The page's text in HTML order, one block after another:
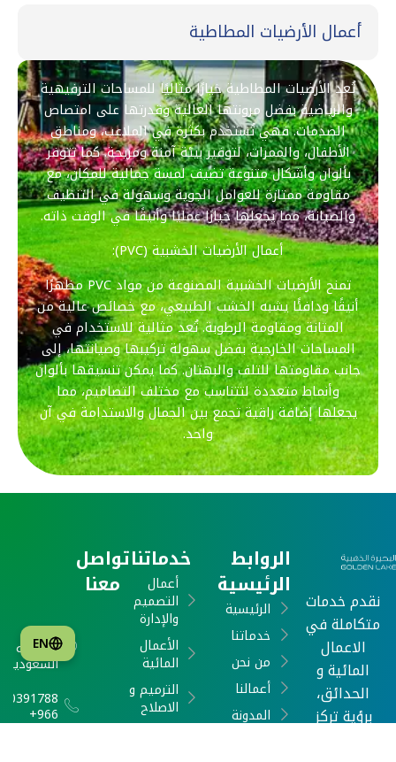
أعمال الأرضيات المطاطية
تُعد الأرضيات المطاطية خيارًا مثاليًا للمساحات الترفيهية
والرياضية بفضل مرونتها العالية وقدرتها على امتصاص
الصدمات. فهي تُستخدم بكثرة في الملاعب، ومناطق
الأطفال، والممرات، لتوفير بيئة آمنة ومريحة. كما تتوفر
بألوان وأشكال متنوعة تضيف لمسة جمالية للمكان، مع
مقاومة ممتازة للعوامل الجوية وسهولة في التنظيف
والصيانة، مما يجعلها خيارًا عمليًا وأنيقًا في الوقت ذاته.
أعمال الأرضيات الخشبية (PVC):
تمنح الأرضيات الخشبية المصنوعة من مواد PVC مظهرًا
أنيقًا ودافئًا يشبه الخشب الطبيعي، مع خصائص عالية من
المتانة ومقاومة الرطوبة. تُعد مثالية للاستخدام في
المساحات الخارجية بفضل سهولة تركيبها وصيانتها، إلى
جانب مقاومتها للتلف والبهتان. كما يمكن تنسيقها بألوان
وأنماط متعددة لتتناسب مع مختلف التصاميم، مما
يجعلها إضافة راقية تجمع بين الجمال والاستدامة في آن
واحد.
نقدم خدمات
متكاملة في
الاعمال
المائية و
الحدائق،
برؤية تركز
الروابط
الرئيسية
الرئيسية
خدماتنا
من نحن
أعمالنا
المدونة
خدماتنا
أعمال
التصميم
والإدارة
الأعمال
المائية
الترميم و
الاصلاح
تواصل
معنا
جده ,
المملكه
السعودية
966+
EN